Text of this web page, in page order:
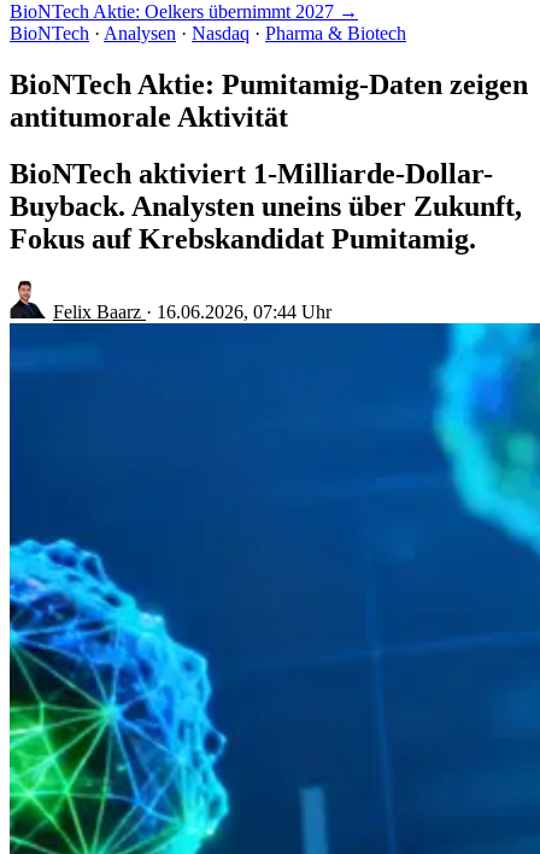
BioNTech Aktie: Oelkers übernimmt 2027 →
BioNTech · Analysen · Nasdaq · Pharma & Biotech
BioNTech Aktie: Pumitamig-Daten zeigen
antitumorale Aktivität
BioNTech aktiviert 1-Milliarde-Dollar-
Buyback. Analysten uneins über Zukunft,
Fokus auf Krebskandidat Pumitamig.
Felix Baarz · 16.06.2026, 07:44 Uhr